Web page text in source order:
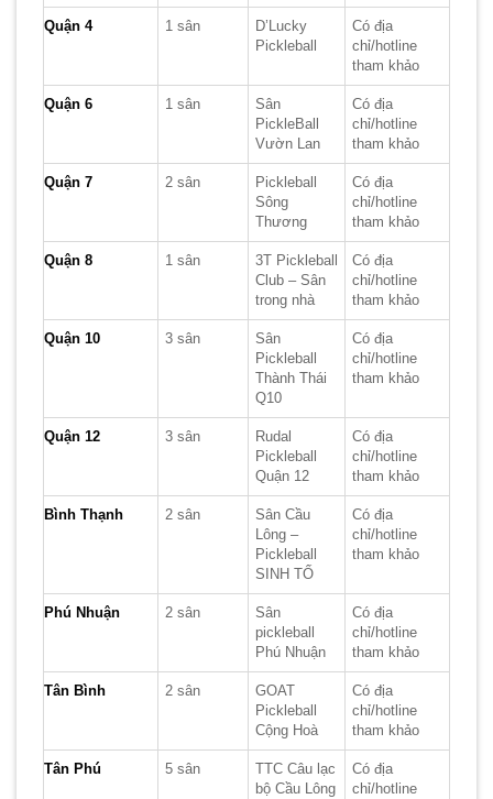
Quận 4 1 sân
D’Lucky
Pickleball
Có địa
chỉ/hotline
tham khảo
Quận 6 1 sân
Sân
PickleBall
Vườn Lan
Có địa
chỉ/hotline
tham khảo
Quận 7 2 sân
Pickleball
Sông
Thương
Có địa
chỉ/hotline
tham khảo
Quận 8 1 sân
3T Pickleball
Club – Sân
trong nhà
Có địa
chỉ/hotline
tham khảo
Quận 10 3 sân
Sân
Pickleball
Thành Thái
Q10
Có địa
chỉ/hotline
tham khảo
Quận 12 3 sân
Rudal
Pickleball
Quận 12
Có địa
chỉ/hotline
tham khảo
Bình Thạnh 2 sân
Sân Cầu
Lông –
Pickleball
SINH TỐ
Có địa
chỉ/hotline
tham khảo
Phú Nhuận 2 sân
Sân
pickleball
Phú Nhuận
Có địa
chỉ/hotline
tham khảo
Tân Bình 2 sân
GOAT
Pickleball
Cộng Hoà
Có địa
chỉ/hotline
tham khảo
Tân Phú 5 sân
TTC Câu lạc
bộ Cầu Lông
Có địa
chỉ/hotline